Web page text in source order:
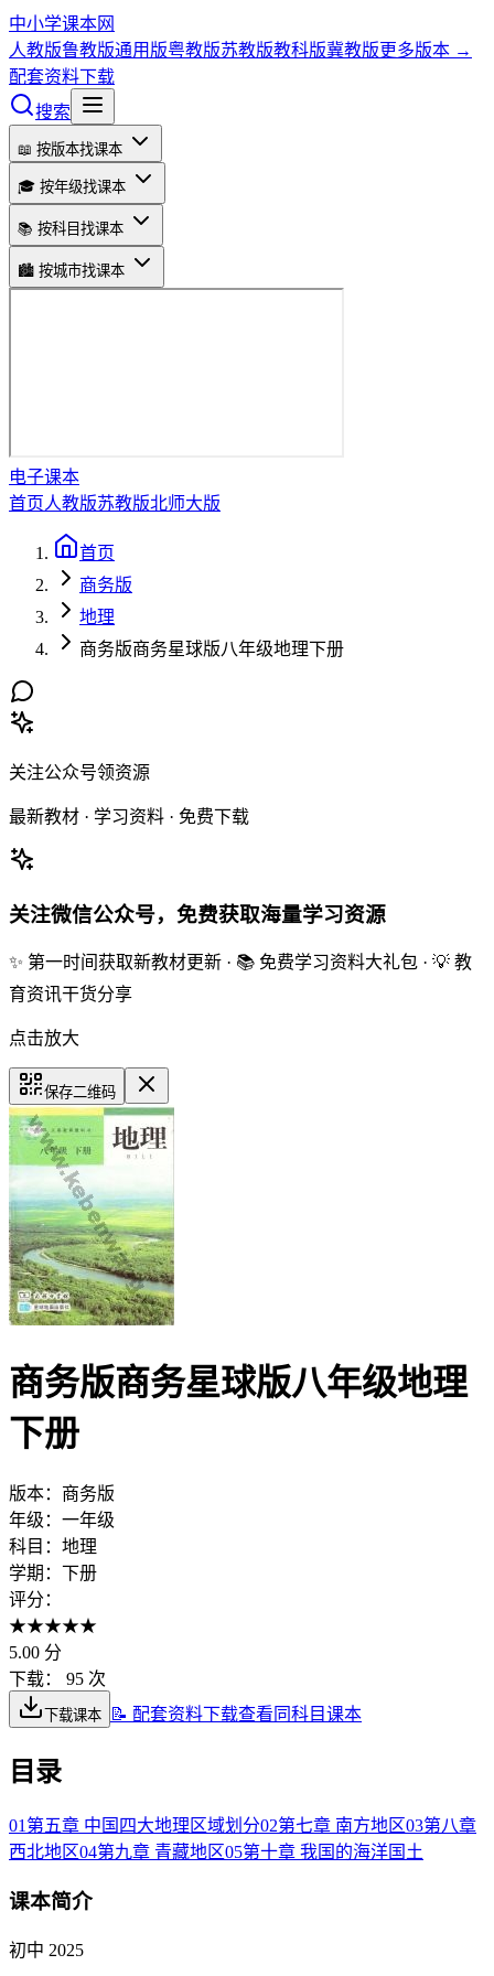
中小学课本网
人教版鲁教版通用版粤教版苏教版教科版冀教版更多版本 →
配套资料下载
搜索
📖 按版本找课本
🎓 按年级找课本
📚 按科目找课本
🏙️ 按城市找课本
电子课本
首页人教版苏教版北师大版
首页
商务版
地理
商务版商务星球版八年级地理下册
关注公众号领资源
最新教材 · 学习资料 · 免费下载
关注微信公众号，免费获取海量学习资源
✨ 第一时间获取新教材更新 · 📚 免费学习资料大礼包 · 💡 教
育资讯干货分享
点击放大
保存二维码
商务版商务星球版八年级地理
下册
版本： 商务版
年级： 一年级
科目： 地理
学期： 下册
评分：
★★★★★
5.00 分
下载：
95 次
下载课本 📝 配套资料下载查看同科目课本
目录
01 第五章 中国四大地理区域划分02第七章 南方地区03第八章
西北地区04第九章 青藏地区05第十章 我国的海洋国土
课本简介
初中 2025